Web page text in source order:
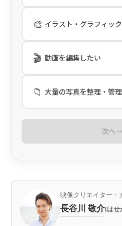
🎨 イラスト・グラフィッ
🎬 動画を編集したい
📁 大量の写真を整理・管
次へ
映像クリエイター・
長谷川 敬介(はせ